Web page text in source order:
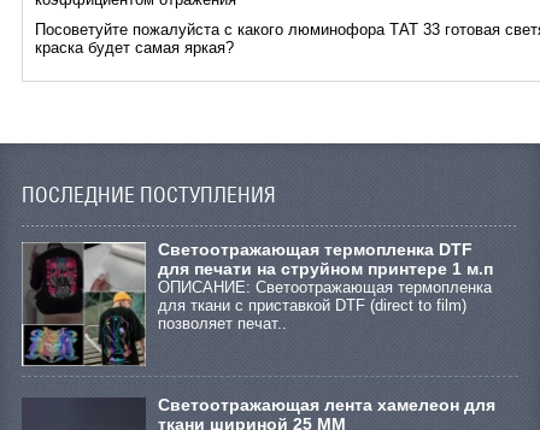
Посоветуйте пожалуйста с какого люминофора ТАТ 33 готовая
краска будет самая яркая?
ПОСЛЕДНИЕ ПОСТУПЛЕНИЯ
Cветоотражающая термопленка DTF
для печати на струйном принтере 1 м.п
ОПИСАНИЕ: Светоотражающая термопленка
для ткани с приставкой DTF (direct to film)
позволяет печат..
Светоотражающая лента хамелеон для
ткани шириной 25 ММ